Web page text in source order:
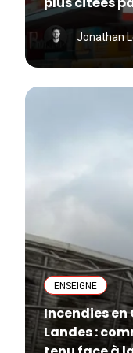
Jonathan
ENSEIGNE
Incendies en
Landes :